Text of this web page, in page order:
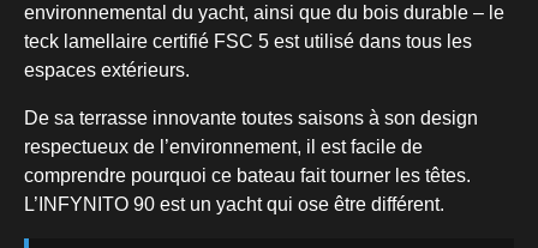
environnemental du yacht, ainsi que du bois durable – le
teck lamellaire certifié FSC 5 est utilisé dans tous les
espaces extérieurs.
De sa terrasse innovante toutes saisons à son design
respectueux de l’environnement, il est facile de
comprendre pourquoi ce bateau fait tourner les têtes.
L’INFYNITO 90 est un yacht qui ose être différent.